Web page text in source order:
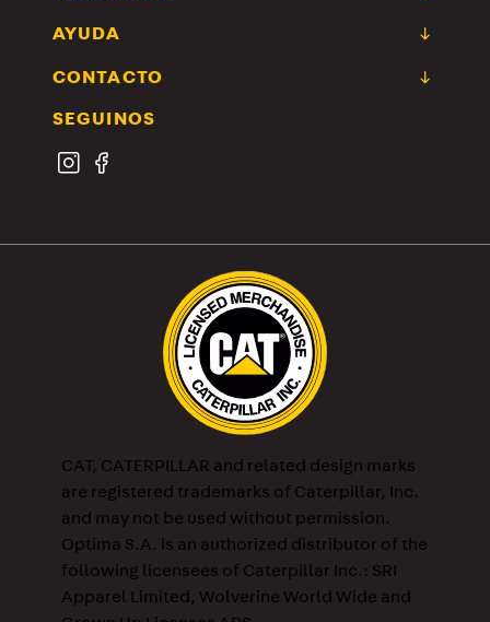
AYUDA
CONTACTO
SEGUINOS
CAT, CATERPILLAR and related design marks
are registered trademarks of Caterpillar, Inc.
and may not be used without permission.
Optima S.A. is an authorized distributor of the
following licensees of Caterpillar Inc.: SRI
Apparel Limited, Wolverine World Wide and